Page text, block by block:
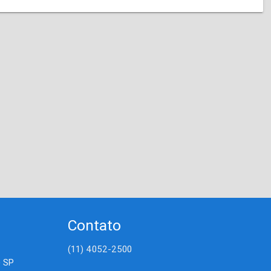
Contato
(11) 4052-2500